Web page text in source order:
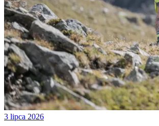
3 lipca 2026